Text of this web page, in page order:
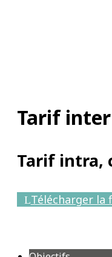
Tarif
Tarif intra,
Télécharger la